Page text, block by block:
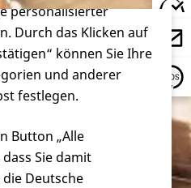
personalisierter
Durch das Klicken auf
können Sie Ihre
und anderer
festlegen.
Button „Alle
Sie damit
Deutsche